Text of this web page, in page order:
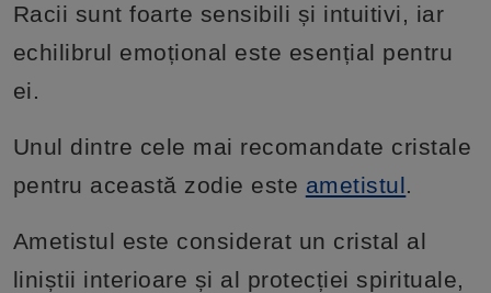
Racii sunt foarte sensibili și intuitivi, iar
echilibrul emoțional este esențial pentru
ei.
Unul dintre cele mai recomandate cristale
pentru această zodie este ametistul.
Ametistul este considerat un cristal al
liniștii interioare și al protecției spirituale,